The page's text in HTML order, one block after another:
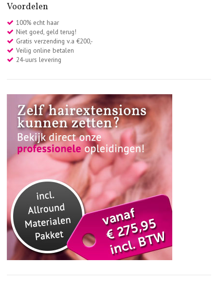
Voordelen
100% echt haar
Niet goed, geld terug!
Gratis verzending v.a €200,-
Veilig online betalen
24-uurs levering